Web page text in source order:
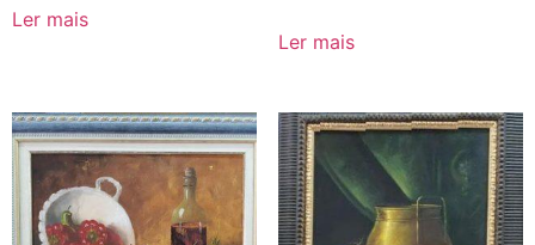
Ler mais
Ler mais